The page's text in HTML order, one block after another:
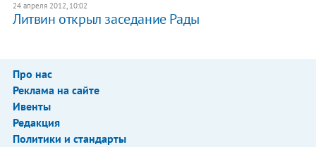
24 апреля 2012, 10:02
Литвин открыл заседание Рады
Про нас
Реклама на сайте
Ивенты
Редакция
Политики и стандарты